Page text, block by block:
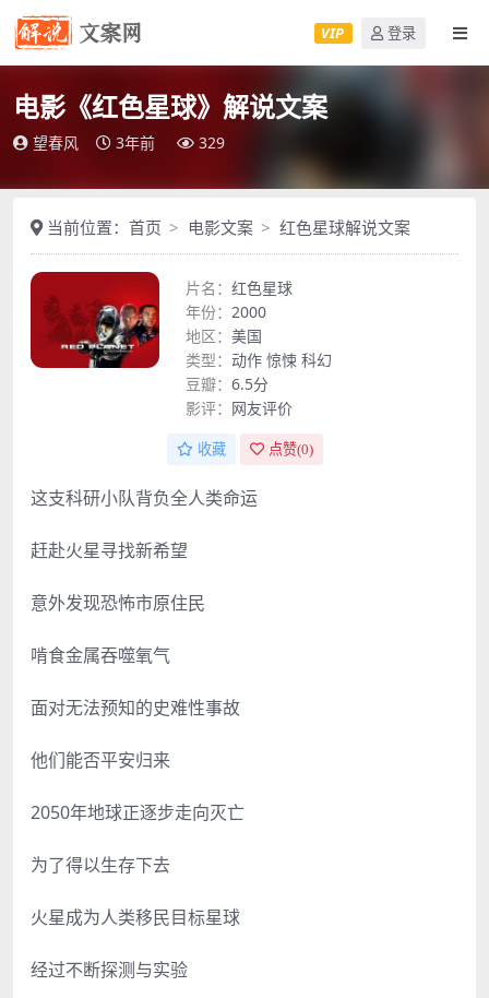
VIP 登录
电影《红色星球》解说文案
望春风 3年前 329
当前位置： 首页 电影文案 红色星球解说文案
片名： 红色星球
年份： 2000
地区： 美国
类型： 动作 惊悚 科幻
豆瓣： 6.5分
影评： 网友评价
收藏 点赞(0)
这支科研小队背负全人类命运
赶赴火星寻找新希望
意外发现恐怖市原住民
啃食金属吞噬氧气
面对无法预知的史难性事故
他们能否平安归来
2050年地球正逐步走向灭亡
为了得以生存下去
火星成为人类移民目标星球
经过不断探测与实验